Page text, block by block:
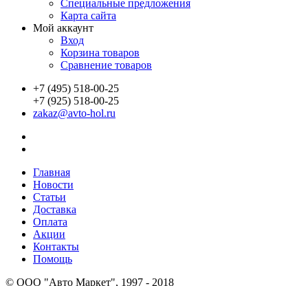
Специальные предложения
Карта сайта
Мой аккаунт
Вход
Корзина товаров
Сравнение товаров
+7 (495) 518-00-25
+7 (925) 518-00-25
zakaz@avto-hol.ru
Главная
Новости
Статьи
Доставка
Оплата
Акции
Контакты
Помощь
© OOO "Авто Маркет", 1997 - 2018